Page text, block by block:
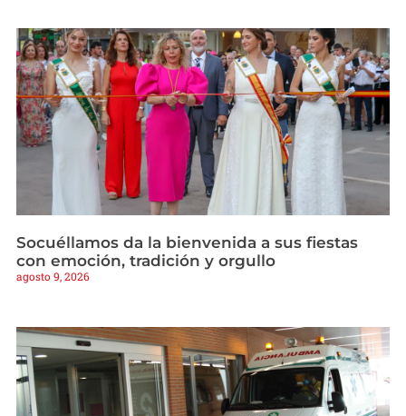
Socuéllamos da la bienvenida a sus fiestas
con emoción, tradición y orgullo
agosto 9, 2026